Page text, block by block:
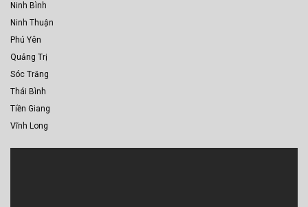
Ninh Bình
Ninh Thuận
Phú Yên
Quảng Trị
Sóc Trăng
Thái Bình
Tiền Giang
Vĩnh Long